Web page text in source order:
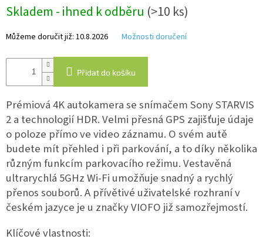
Chytré
IP
cena:
Skladem - ihned k odběru (>10 ks)
Můžeme doručit již: 10.8.2026 Možnosti doručení
Přidat do košíku
Prémiová 4K autokamera se snímačem Sony STARVIS
2 a technologií HDR. Velmi přesná GPS zajišťuje údaje
o poloze přímo ve video záznamu. O svém autě
budete mít přehled i při parkování, a to díky několika
různým funkcím parkovacího režimu. Vestavěná
ultrarychlá 5GHz Wi-Fi umožňuje snadný a rychlý
přenos souborů. A přívětivé uživatelské rozhraní v
českém jazyce je u značky VIOFO již samozřejmostí.
Klíčové vlastnosti: